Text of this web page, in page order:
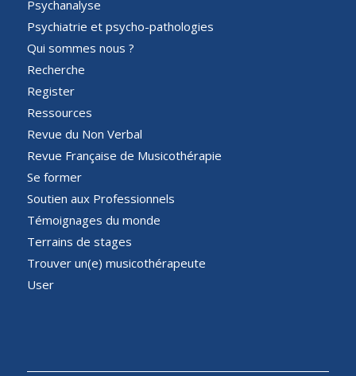
Psychanalyse
Psychiatrie et psycho-pathologies
Qui sommes nous ?
Recherche
Register
Ressources
Revue du Non Verbal
Revue Française de Musicothérapie
Se former
Soutien aux Professionnels
Témoignages du monde
Terrains de stages
Trouver un(e) musicothérapeute
User